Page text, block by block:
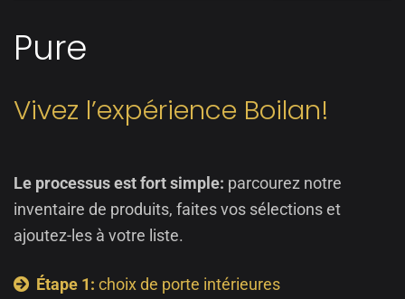
Pure
Vivez l’expérience Boilan!
Le processus est fort simple: parcourez notre
inventaire de produits, faites vos sélections et
ajoutez-les à votre liste.
Étape 1: choix de porte intérieures